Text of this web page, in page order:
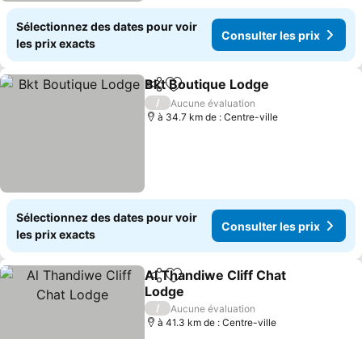
Sélectionnez des dates pour voir
les prix exacts
Consulter les prix
PartagerAjouter à mes favoris
Bkt Boutique Lodge
/
Aucune évaluation
à 34.7 km de : Centre-ville
Sélectionnez des dates pour voir
les prix exacts
Consulter les prix
PartagerAjouter à mes favoris
Al Thandiwe Cliff Chat
Lodge
/
Aucune évaluation
à 41.3 km de : Centre-ville